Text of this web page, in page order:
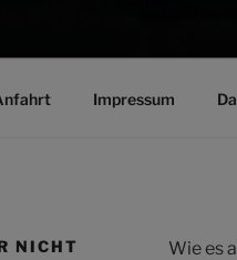
Impressum
NICHT
Wie es